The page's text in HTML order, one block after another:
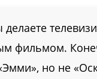
делаете
фильмом.
но не